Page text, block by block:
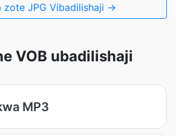
zote JPG Vibadilishaji →
VOB ubadilishaji
MP3